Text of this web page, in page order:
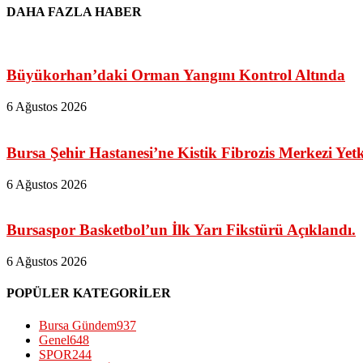
DAHA FAZLA HABER
Büyükorhan’daki Orman Yangını Kontrol Altında
6 Ağustos 2026
Bursa Şehir Hastanesi’ne Kistik Fibrozis Merkezi
6 Ağustos 2026
Bursaspor Basketbol’un İlk Yarı Fikstürü Açıklandı.
6 Ağustos 2026
POPÜLER KATEGORİLER
Bursa Gündem937
Genel648
SPOR244